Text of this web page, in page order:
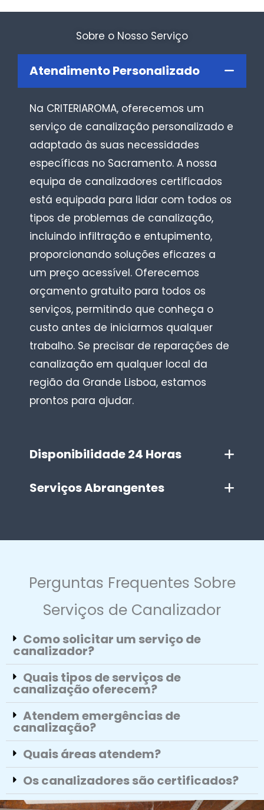
Sobre o Nosso Serviço
Atendimento Personalizado
Na CRITERIAROMA, oferecemos um
serviço de canalização personalizado e
adaptado às suas necessidades
específicas no Sacramento. A nossa
equipa de canalizadores certificados
está equipada para lidar com todos os
tipos de problemas de canalização,
incluindo infiltração e entupimento,
proporcionando soluções eficazes a
um preço acessível. Oferecemos
orçamento gratuito para todos os
serviços, permitindo que conheça o
custo antes de iniciarmos qualquer
trabalho. Se precisar de reparações de
canalização em qualquer local da
região da Grande Lisboa, estamos
prontos para ajudar.
Disponibilidade 24 Horas
Serviços Abrangentes
Perguntas Frequentes Sobre
Serviços de Canalizador
Como solicitar um serviço de
canalizador?
Quais tipos de serviços de
canalização oferecem?
Atendem emergências de
canalização?
Quais áreas atendem?
Os canalizadores são certificados?